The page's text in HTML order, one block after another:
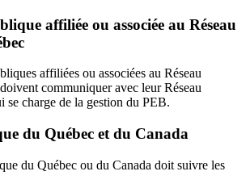
affiliée ou associée au Réseau
affiliées ou associées au Réseau
communiquer avec leur Réseau
charge de la gestion du PEB.
du Québec et du Canada
du Québec ou du Canada doit suivre les